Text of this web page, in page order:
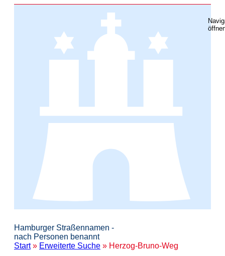
Hamburger Straßennamen -
nach Personen benannt
Start» Erweiterte Suche » Herzog-Bruno-Weg